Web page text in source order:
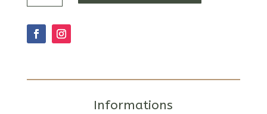
Bougie
vertes
Informations